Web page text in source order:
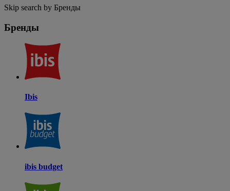
Skip search by Бренды
Бренды
Ibis
ibis budget